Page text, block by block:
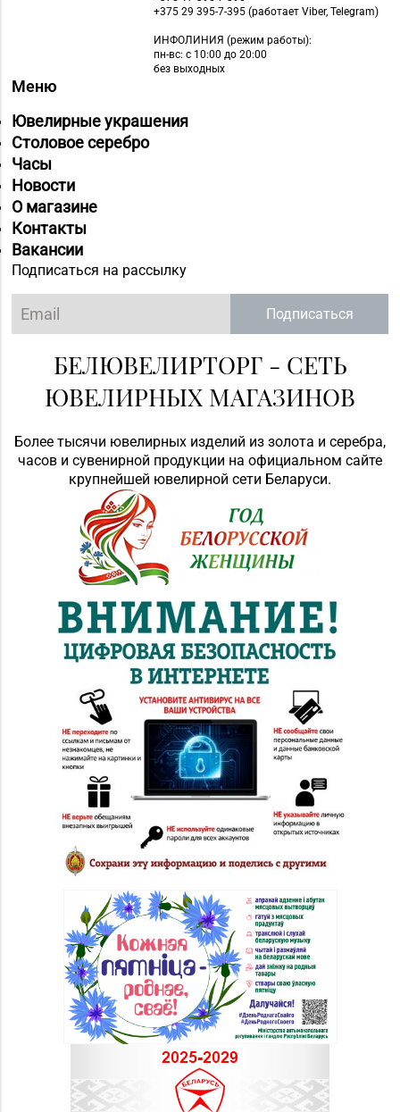
+375 29 395-7-395 (работает Viber, Telegram)
ИНФОЛИНИЯ (режим работы):
пн-вс: с 10:00 до 20:00
без выходных
Меню
Ювелирные украшения
Столовое серебро
Часы
Новости
О магазине
Контакты
Вакансии
Подписаться на рассылку
Подписаться
БЕЛЮВЕЛИРТОРГ - СЕТЬ
ЮВЕЛИРНЫХ МАГАЗИНОВ
Более тысячи ювелирных изделий из золота и серебра,
часов и сувенирной продукции на официальном сайте
крупнейшей ювелирной сети Беларуси.